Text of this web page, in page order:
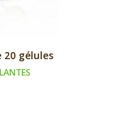
gélules